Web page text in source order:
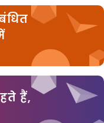
हैं,